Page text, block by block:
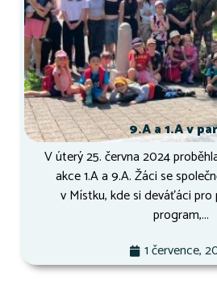
9.A a 1.A v
V úterý 25. června 2024
akce 1.A a 9.A. Žáci se
v Místku, kde si deváťáci pro
program,...
1 července,